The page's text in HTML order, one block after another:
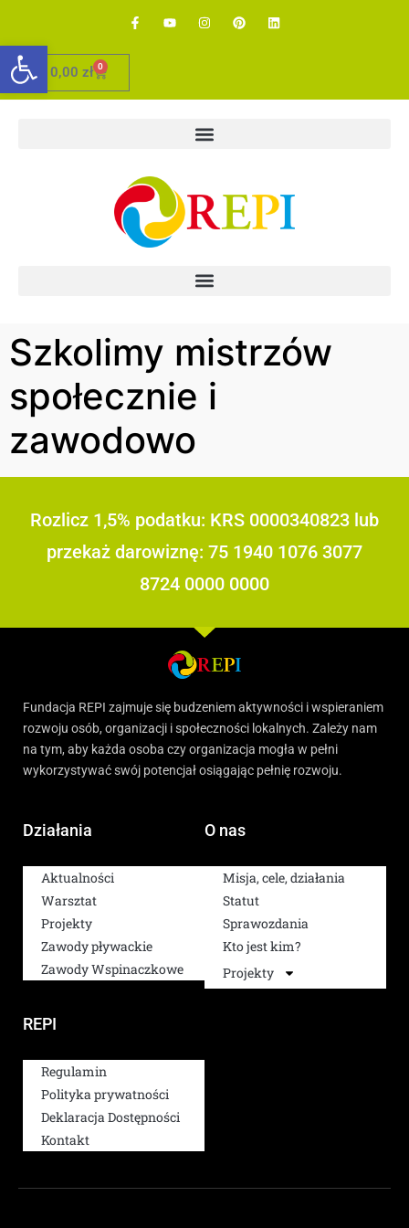
Otwórz pasek narzędzi
0,00 zł 0
Szkolimy mistrzów
społecznie i
zawodowo
Rozlicz 1,5% podatku: KRS 0000340823 lub
przekaż darowiznę: 75 1940 1076 3077
8724 0000 0000
Fundacja REPI zajmuje się budzeniem aktywności i wspieraniem
rozwoju osób, organizacji i społeczności lokalnych. Zależy nam
na tym, aby każda osoba czy organizacja mogła w pełni
wykorzystywać swój potencjał osiągając pełnię rozwoju.
Działania
Aktualności
Warsztat
Projekty
Zawody pływackie
Zawody Wspinaczkowe
O nas
Misja, cele, działania
Statut
Sprawozdania
Kto jest kim?
Projekty
REPI
Regulamin
Polityka prywatności
Deklaracja Dostępności
Kontakt